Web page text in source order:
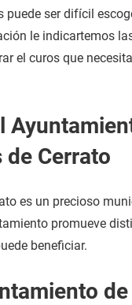
ser difícil
le indicartemos
el curos que
de Cerrato
es un precioso
promueve
beneficiar.
de